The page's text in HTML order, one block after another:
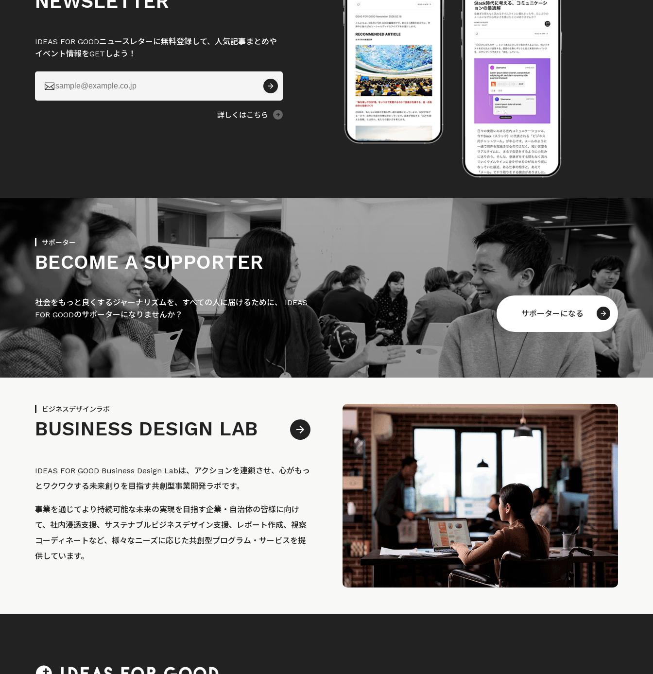
IDEAS FOR GOODニュースレターに無料登録して、人気記事まとめや
イベント情報をGETしよう！

詳しくはこちら
サポーター
BECOME A SUPPORTER
社会をもっと良くするジャーナリズムを、すべての人に届けるために、 IDEAS
FOR GOODのサポーターになりませんか？
サポーターになる
ビジネスデザインラボ
BUSINESS DESIGN LAB
IDEAS FOR GOOD Business Design Labは、アクションを連鎖させ、心がもっ
とワクワクする未来創りを目指す共創型事業開発ラボです。
事業を通じてより持続可能な未来の実現を目指す企業・自治体の皆様に向け
て、社内浸透支援、サステナブルビジネスデザイン支援、レポート作成、視察
コーディネートなど、様々なニーズに応じた共創型プログラム・サービスを提
供しています。